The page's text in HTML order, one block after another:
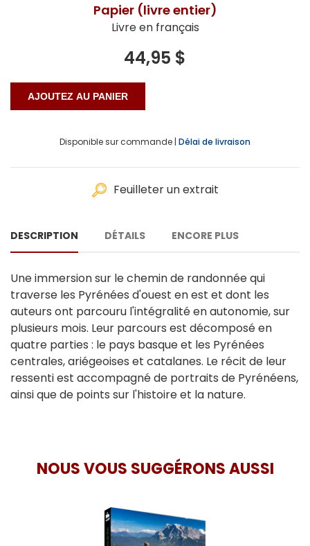
Papier (livre entier)
Livre en français
44,95 $
Disponible sur commande | Délai de livraison
Feuilleter un extrait
DESCRIPTION DÉTAILS ENCORE PLUS
Une immersion sur le chemin de randonnée qui
traverse les Pyrénées d'ouest en est et dont les
auteurs ont parcouru l'intégralité en autonomie, sur
plusieurs mois. Leur parcours est décomposé en
quatre parties : le pays basque et les Pyrénées
centrales, ariégeoises et catalanes. Le récit de leur
ressenti est accompagné de portraits de Pyrénéens,
ainsi que de points sur l'histoire et la nature.
NOUS VOUS SUGGÉRONS AUSSI